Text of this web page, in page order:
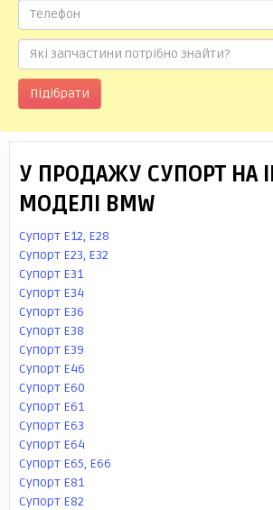
Підібрати
У ПРОДАЖУ СУПОРТ НА
МОДЕЛІ BMW
Супорт E12, E28
Супорт E23, E32
Супорт E31
Супорт E34
Супорт E36
Супорт E38
Супорт E39
Супорт E46
Супорт E60
Супорт E61
Супорт E63
Супорт E64
Супорт E65, E66
Супорт E81
Супорт E82